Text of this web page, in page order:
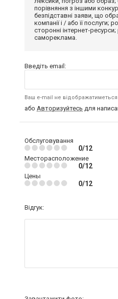
порівняння з іншими
безпідставні заяви, що
компанії і / або її послуги;
сторонні інтернет-
самореклама.
Введіть email:
Ваш e-mail не відображатиметься
або Авторизуйтесь для
Обслуговування
0/12
Месторасположение
0/12
Цены
0/12
Відгук: